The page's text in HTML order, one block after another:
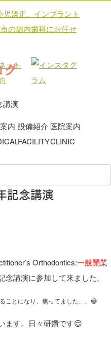
内 設備紹介
FACILITY
医院案内
CLINIC
グ
講演
記念講演
Orthodontics:一般開業
念講演に参加して来ました。
ことになり、焦ってました、、😅
ます。日々研鑽です😌